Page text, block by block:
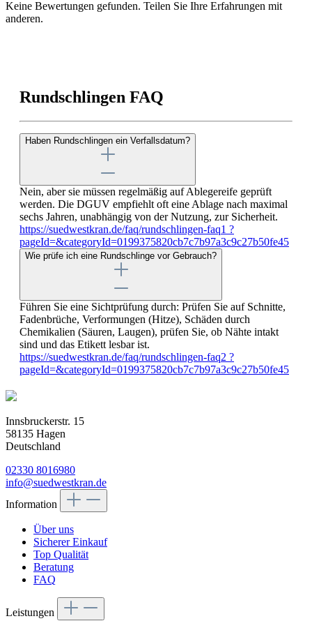
Keine Bewertungen gefunden. Teilen Sie Ihre Erfahrungen mit
anderen.
Rundschlingen FAQ
Haben Rundschlingen ein Verfallsdatum?
Nein, aber sie müssen regelmäßig auf Ablegereife geprüft
werden. Die DGUV empfiehlt oft eine Ablage nach maximal
sechs Jahren, unabhängig von der Nutzung, zur Sicherheit.
https://suedwestkran.de/faq/rundschlingen-faq1 ?
pageId=&categoryId=0199375820cb7c7b97a3c9c27b50fe45
Wie prüfe ich eine Rundschlinge vor Gebrauch?
Führen Sie eine Sichtprüfung durch: Prüfen Sie auf Schnitte,
Fadenbrüche, Verformungen (Hitze), Schäden durch
Chemikalien (Säuren, Laugen), prüfen Sie, ob Nähte intakt
sind und das Etikett lesbar ist.
https://suedwestkran.de/faq/rundschlingen-faq2 ?
pageId=&categoryId=0199375820cb7c7b97a3c9c27b50fe45
Innsbruckerstr. 15
58135 Hagen
Deutschland
02330 8016980
info@suedwestkran.de
Information
Über uns
Sicherer Einkauf
Top Qualität
Beratung
FAQ
Leistungen